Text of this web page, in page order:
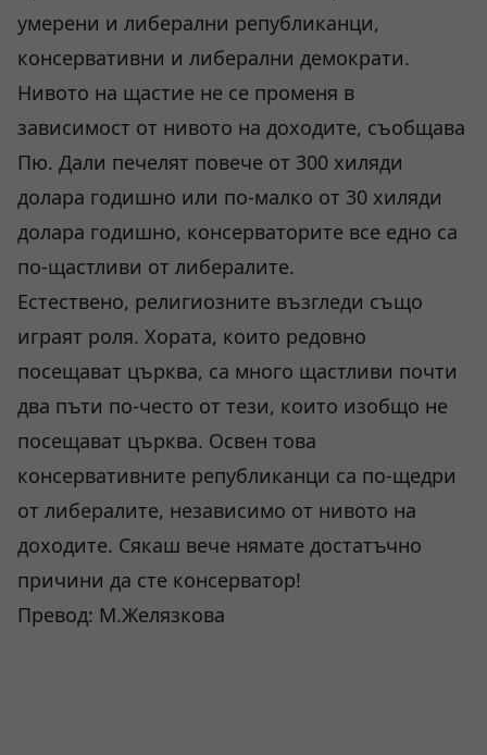
умерени и либерални републиканци,
консервативни и либерални демократи.
Нивото на щастие не се променя в
зависимост от нивото на доходите, съобщава
Пю. Дали печелят повече от 300 хиляди
долара годишно или по-малко от 30 хиляди
долара годишно, консерваторите все едно са
по-щастливи от либералите.
Естествено, религиозните възгледи също
играят роля. Хората, които редовно
посещават църква, са много щастливи почти
два пъти по-често от тези, които изобщо не
посещават църква. Освен това
консервативните републиканци са по-щедри
от либералите, независимо от нивото на
доходите. Сякаш вече нямате достатъчно
причини да сте консерватор!
Превод: М.Желязкова